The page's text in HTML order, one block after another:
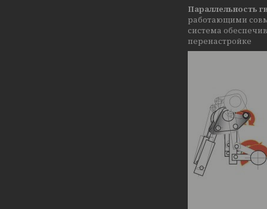
Параллельность
работающими
система
перенастройке